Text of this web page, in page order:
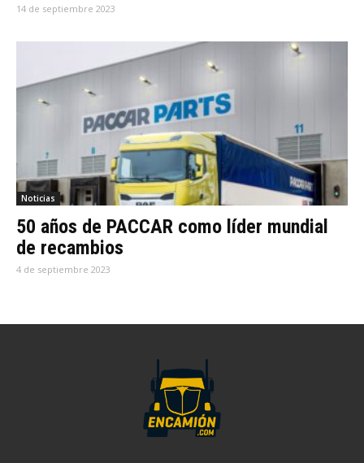
14 de septiembre 2023
Noticias
50 años de PACCAR como líder mundial
de recambios
4 de septiembre 2023